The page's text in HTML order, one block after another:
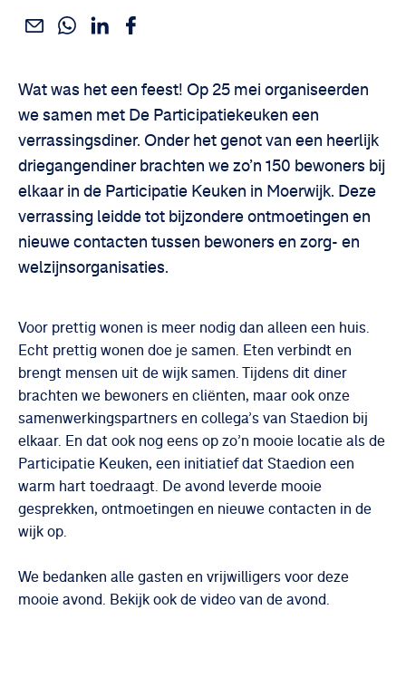
Deel het artikel:
Deel dit via e-mail
Deel dit via WhatsApp
Deel dit via Linkedin
Deel dit via Facebook
Wat was het een feest! Op 25 mei organiseerden
we samen met De Participatiekeuken een
verrassingsdiner. Onder het genot van een heerlijk
driegangendiner brachten we zo’n 150 bewoners bij
elkaar in de Participatie Keuken in Moerwijk. Deze
verrassing leidde tot bijzondere ontmoetingen en
nieuwe contacten tussen bewoners en zorg- en
welzijnsorganisaties.
Voor prettig wonen is meer nodig dan alleen een huis.
Echt prettig wonen doe je samen. Eten verbindt en
brengt mensen uit de wijk samen. Tijdens dit diner
brachten we bewoners en cliënten, maar ook onze
samenwerkingspartners en collega’s van Staedion bij
elkaar. En dat ook nog eens op zo’n mooie locatie als de
Participatie Keuken, een initiatief dat Staedion een
warm hart toedraagt. De avond leverde mooie
gesprekken, ontmoetingen en nieuwe contacten in de
wijk op.
We bedanken alle gasten en vrijwilligers voor deze
mooie avond. Bekijk ook de video van de avond.
Deze inhoud kan niet worden